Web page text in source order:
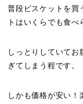
普段ビスケットを買
トはいくらでも食べ
しっとりしていてお
ぎてしまう程です。
しかも価格が安い！